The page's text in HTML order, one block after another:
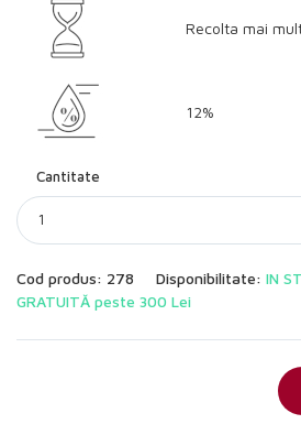
Recolta mai
12%
Cantitate
Cod produs: 278 Disponibilitate: IN
GRATUITĂ peste 300 Lei